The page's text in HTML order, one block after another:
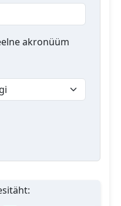
akronüüm